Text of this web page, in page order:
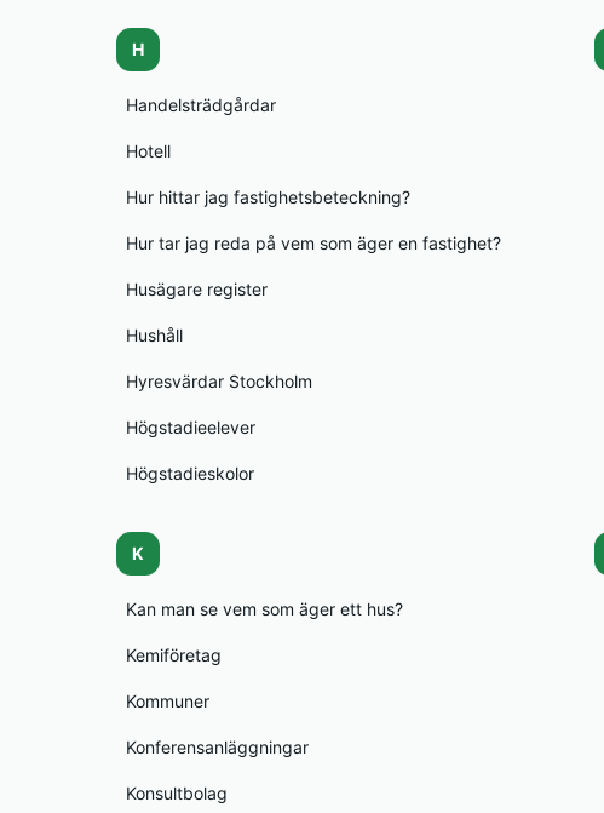
H
Handelsträdgårdar
Hotell
Hur hittar jag fastighetsbeteckning?
Hur tar jag reda på vem som äger en fastighet?
Husägare register
Hushåll
Hyresvärdar Stockholm
Högstadieelever
Högstadieskolor
K
Kan man se vem som äger ett hus?
Kemiföretag
Kommuner
Konferensanläggningar
Konsultbolag